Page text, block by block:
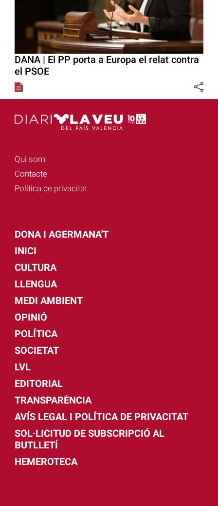
DANA | El PP porta a Europa el relat contra
el PSOE
Qui som
Contacte
Política de privacitat
DONA I AGERMANA'T
INICI
CULTURA
LLENGUA
MEDI AMBIENT
OPINIÓ
POLÍTICA
SOCIETAT
LVL
EDITORIAL
TRANSPARÈNCIA
AVÍS LEGAL I POLÍTICA DE PRIVACITAT
SOL·LICITUD DE SUBSCRIPCIÓ AL
BUTLLETÍ
HEMEROTECA